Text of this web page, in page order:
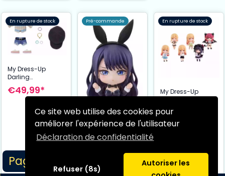
Ce site web utilise des cookies pour
améliorer l'expérience de l'utilisateur
Déclaration de confidentialité
Refuser (8s)
Autoriser les
Page 1/1
En rupture de stock
My Dress-Up
Darling
accessoires pour
figurines
Nendoroid Doll
Outfit Set: Marin
Kitagawa Casual
Outfit Ver.
€49,99*
Pré-commande
Darling Marin
Nendoroid
€64,99
En rupture de stock
My Dress-Up
Surprise Marin
Kitagawa
€94,99*